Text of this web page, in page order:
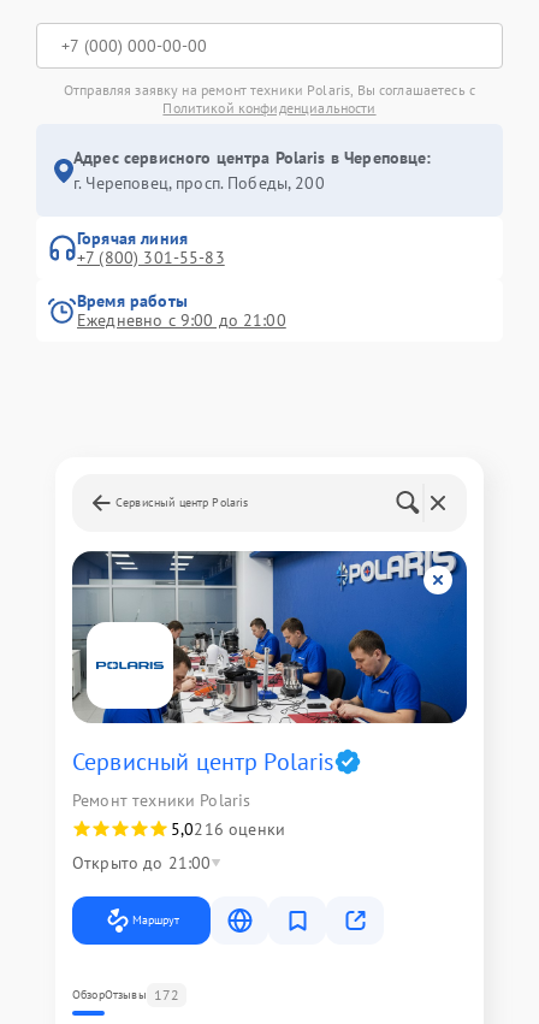
Отправляя заявку на ремонт техники Polaris, Вы соглашаетесь с
Политикой конфиденциальности
Адрес сервисного центра Polaris в Череповце:
г. Череповец, просп. Победы, 200
Горячая линия
+7 (800) 301-55-83
Время работы
Ежедневно с 9:00 до 21:00
Сервисный центр Polaris
Сервисный центр Polaris
Ремонт техники Polaris
5,0216 оценки
Открыто до 21:00
Маршрут
ОбзорОтзывы 172